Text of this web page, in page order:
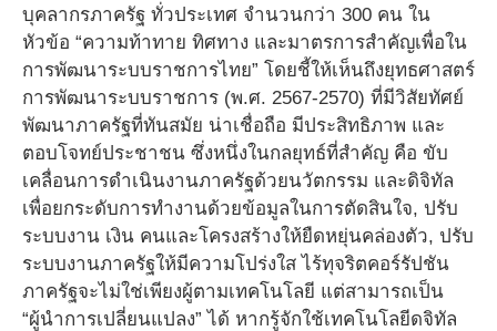
บุคลากรภาครัฐ ทั่วประเทศ จำนวนกว่า 300 คน ใน
หัวข้อ “ความท้าทาย ทิศทาง และมาตรการสำคัญเพื่อใน
การพัฒนาระบบราชการไทย” โดยชี้ให้เห็นถึงยุทธศาสตร์
การพัฒนาระบบราชการ (พ.ศ. 2567-2570) ที่มีวิสัยทัศย์
พัฒนาภาครัฐที่ทันสมัย น่าเชื่อถือ มีประสิทธิภาพ และ
ตอบโจทย์ประชาชน ซึ่งหนึ่งในกลยุทธ์ที่สำคัญ คือ ขับ
เคลื่อนการดำเนินงานภาครัฐด้วยนวัตกรรม และดิจิทัล
เพื่อยกระดับการทำงานด้วยข้อมูลในการตัดสินใจ, ปรับ
ระบบงาน เงิน คนและโครงสร้างให้ยืดหยุ่นคล่องตัว, ปรับ
ระบบงานภาครัฐให้มีความโปร่งใส ไร้ทุจริตคอร์รัปชัน
ภาครัฐจะไม่ใช่เพียงผู้ตามเทคโนโลยี แต่สามารถเป็น
“ผู้นำการเปลี่ยนแปลง” ได้ หากรู้จักใช้เทคโนโลยีดจิทัล